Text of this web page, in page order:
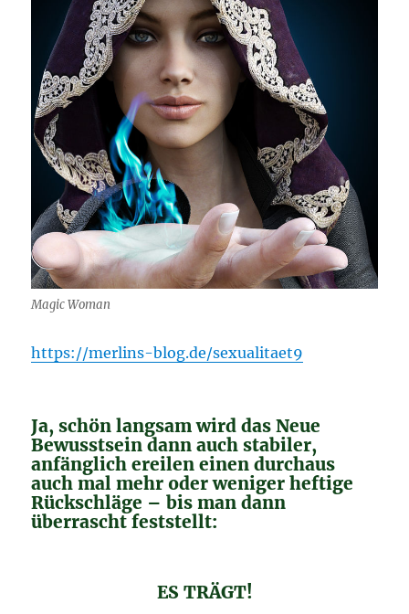
Magic Woman
https://merlins-blog.de/sexualitaet9
Ja, schön langsam wird das Neue
Bewusstsein dann auch stabiler,
anfänglich ereilen einen durchaus
auch mal mehr oder weniger heftige
Rückschläge – bis man dann
überrascht feststellt:
ES TRÄGT!